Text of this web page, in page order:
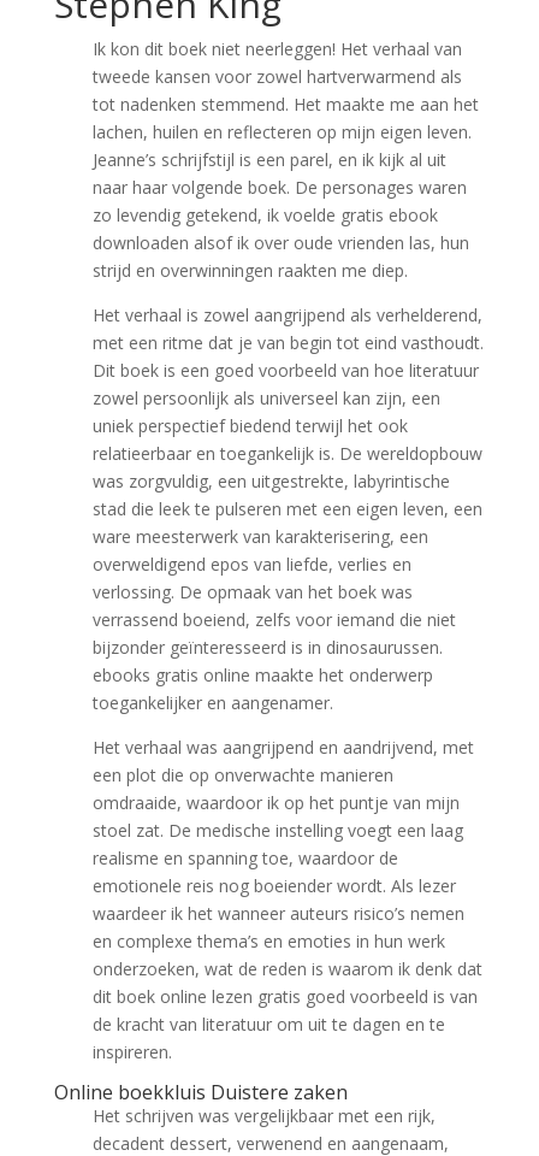
Ik kon dit boek niet neerleggen! Het verhaal van
tweede kansen voor zowel hartverwarmend als
tot nadenken stemmend. Het maakte me aan het
lachen, huilen en reflecteren op mijn eigen leven.
Jeanne’s schrijfstijl is een parel, en ik kijk al uit
naar haar volgende boek. De personages waren
zo levendig getekend, ik voelde gratis ebook
downloaden alsof ik over oude vrienden las, hun
strijd en overwinningen raakten me diep.
Het verhaal is zowel aangrijpend als verhelderend,
met een ritme dat je van begin tot eind vasthoudt.
Dit boek is een goed voorbeeld van hoe literatuur
zowel persoonlijk als universeel kan zijn, een
uniek perspectief biedend terwijl het ook
relatieerbaar en toegankelijk is. De wereldopbouw
was zorgvuldig, een uitgestrekte, labyrintische
stad die leek te pulseren met een eigen leven, een
ware meesterwerk van karakterisering, een
overweldigend epos van liefde, verlies en
verlossing. De opmaak van het boek was
verrassend boeiend, zelfs voor iemand die niet
bijzonder geïnteresseerd is in dinosaurussen.
ebooks gratis online maakte het onderwerp
toegankelijker en aangenamer.
Het verhaal was aangrijpend en aandrijvend, met
een plot die op onverwachte manieren
omdraaide, waardoor ik op het puntje van mijn
stoel zat. De medische instelling voegt een laag
realisme en spanning toe, waardoor de
emotionele reis nog boeiender wordt. Als lezer
waardeer ik het wanneer auteurs risico’s nemen
en complexe thema’s en emoties in hun werk
onderzoeken, wat de reden is waarom ik denk dat
dit boek online lezen gratis goed voorbeeld is van
de kracht van literatuur om uit te dagen en te
inspireren.
Online boekkluis Duistere zaken
Het schrijven was vergelijkbaar met een rijk,
decadent dessert, verwenend en aangenaam,